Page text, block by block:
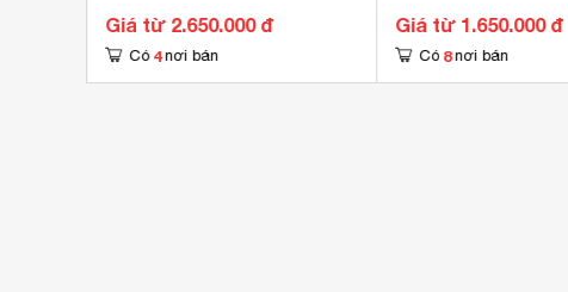
Giá từ 2.650.000 đ
Có 4 nơi bán
Giá từ 1.650.000 đ
Có 8 nơi bán